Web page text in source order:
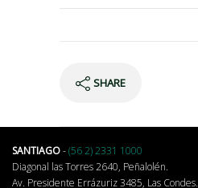
SHARE
SANTIAGO-(56 2) 2331 1000
Diagonal las Torres 2640, Peñalolén.
Av. Presidente Errázuriz 3485, Las Condes.